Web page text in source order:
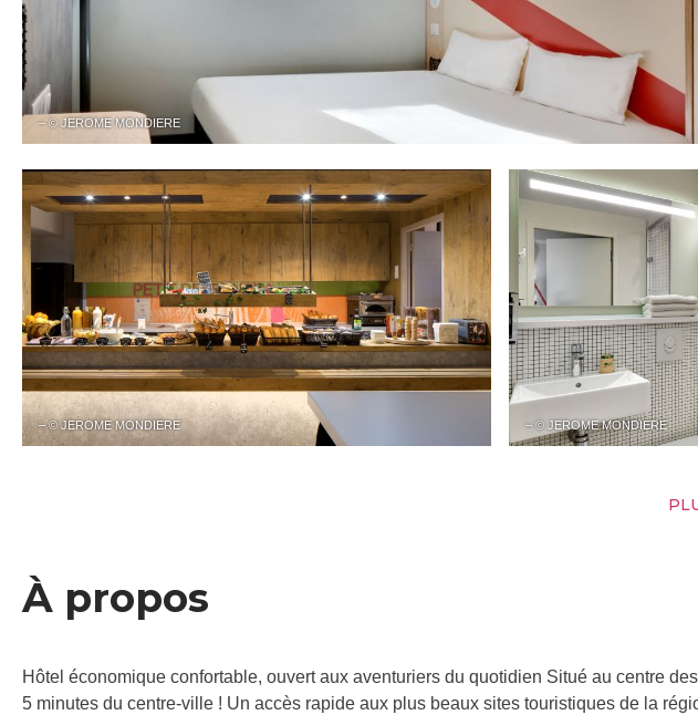
– © JEROME MONDIERE
– © JEROME MONDIERE – © JEROME MONDIERE
À propos
Hôtel économique confortable, ouvert aux aventuriers du quotidien Situé au centre
5 minutes du centre-ville ! Un accès rapide aux plus beaux sites touristiques de la